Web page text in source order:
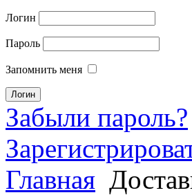
Логин
Пароль
Запомнить меня
Забыли пароль?
Главная